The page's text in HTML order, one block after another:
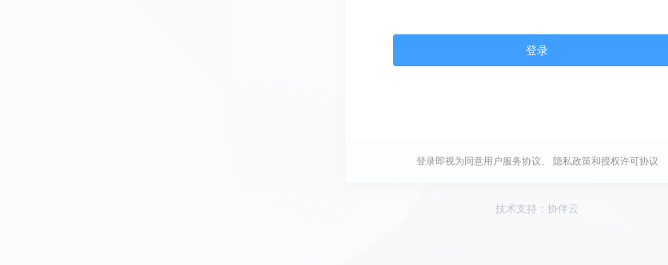
登录即视为同意用户服务协议、 隐私政策和授权许可协议
技术支持：协伴云
登录